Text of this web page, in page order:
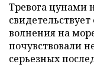
Тревога цунами
волнения на
почувствовали
серьезных